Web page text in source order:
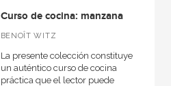
Curso de cocina: manzana
BENOÎT WITZ
La presente colección constituye
un auténtico curso de cocina
práctica que el lector puede